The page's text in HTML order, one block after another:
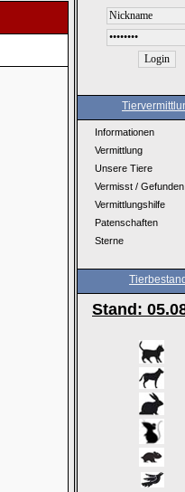
Informationen
Vermittlung
Unsere Tiere
Vermisst / Gefunden
Vermittlungshilfe
Patenschaften
Sterne
Tierbestand
Stand: 05